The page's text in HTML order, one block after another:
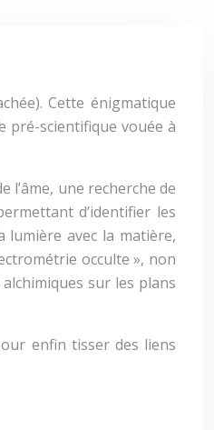
Cette énigmatique
pré-scientifique vouée à
une recherche de
d’identifier les
lumière avec la matière,
occulte », non
sur les plans
enfin tisser des liens